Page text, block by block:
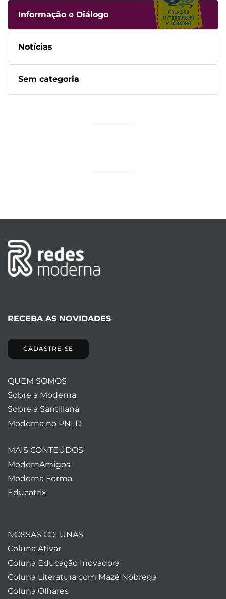
Informação e Diálogo
Notícias
Sem categoria
RECEBA AS NOVIDADES
CADASTRE-SE
QUEM SOMOS
Sobre a Moderna
Sobre a Santillana
Moderna no PNLD
MAIS CONTEÚDOS
ModernAmigos
Moderna Forma
Educatrix
NOSSAS COLUNAS
Coluna Ativar
Coluna Educação Inovadora
Coluna Literatura com Mazé Nóbrega
Coluna Olhares